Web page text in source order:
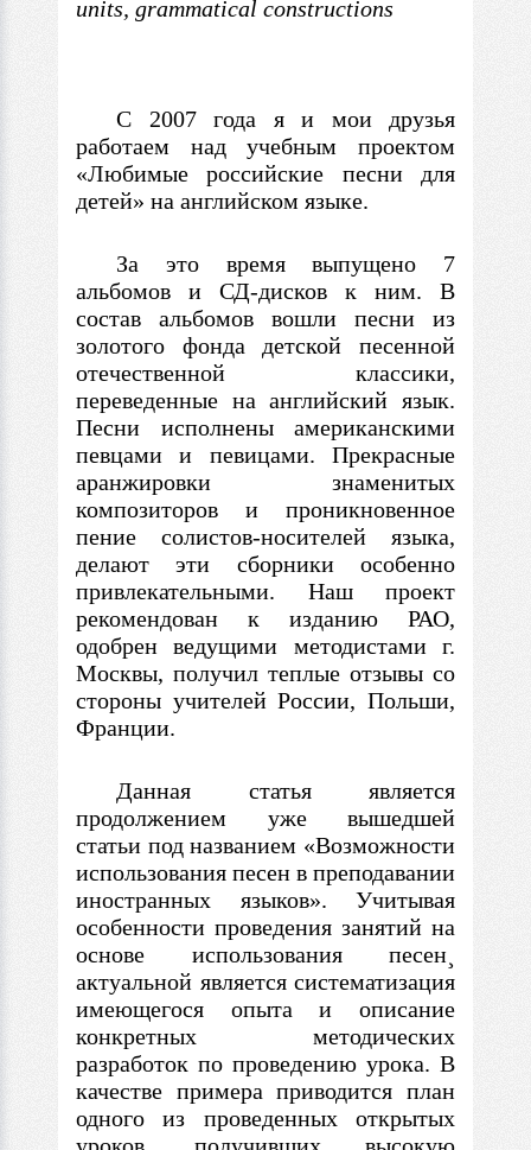
units, grammatical constructions
С 2007 года я и мои друзья
работаем над учебным проектом
«Любимые российские песни для
детей» на английском языке.
За это время выпущено 7
альбомов и СД-дисков к ним. В
состав альбомов вошли песни из
золотого фонда детской песенной
отечественной классики,
переведенные на английский язык.
Песни исполнены американскими
певцами и певицами. Прекрасные
аранжировки знаменитых
композиторов и проникновенное
пение солистов-носителей языка,
делают эти сборники особенно
привлекательными. Наш проект
рекомендован к изданию РАО,
одобрен ведущими методистамиг.
Москвы, получил теплые отзывы со
стороны учителей России, Польши,
Франции.
Данная статья является
продолжением уже вышедшей
статьи под названием «Возможности
использования песен в преподавании
иностранных языков». Учитывая
особенности проведения занятий на
основе использования песен¸
актуальной является систематизация
имеющегося опыта и описание
конкретных методических
разработок по проведению урока. В
качестве примера приводится план
одного из проведенных открытых